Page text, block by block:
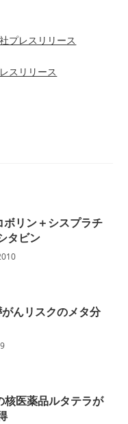
プレスリリース
スリリース
リン＋シスプラチ
タビン
んリスクのメタ分
医薬品ルタテラが